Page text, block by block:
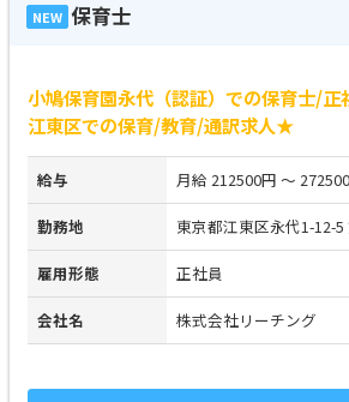
NEW 保育士
小鳩保育園永代（認証）での保育士/
江東区での保育/教育/通訳求人★
給与 月給 212500円 ～
勤務地 東京都江東区永代1-12-
雇用形態 正社員
会社名 株式会社リーチング